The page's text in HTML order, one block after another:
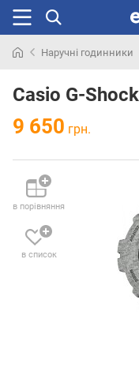
раніше
Наручні годинники
Casio G-
9 650 грн.
в порівняння
в список